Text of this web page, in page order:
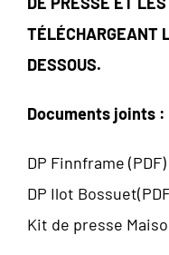
TÉLÉCHARGEANT
DESSOUS.
Documents joints :
DP Finnframe (PDF)
DP Ilot
Kit de presse